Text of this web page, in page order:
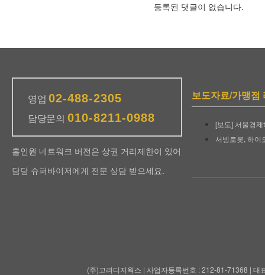
등록된 댓글이 없습니다.
영업02-488-2305
담당문의 010-8211-0988
홀인원 네트워크 버전은 상권 거리제한이 있어
담당 슈퍼바이저에게 전문 상담 받으세요.
보도자료/가맹점
(주)고려디지웍스 | 사업자등록번호 : 212-81-71368 | 대